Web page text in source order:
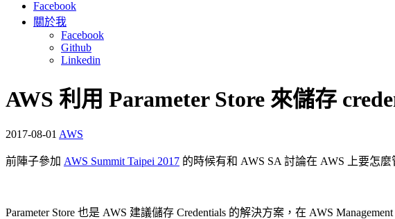
Facebook
關於我
Facebook
Github
Linkedin
AWS 利用 Parameter Store 來儲存
2017-08-01 AWS
前陣子參加 AWS Summit Taipei 2017 的時候有和 AWS SA 討論在 AWS 上要怎
Parameter Store 也是 AWS 建議儲存 Credentials 的解決方案，在 AWS